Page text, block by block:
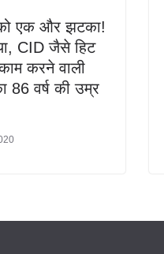
एक और झटका!
CID जैसे हिट
करने वाली
86 वर्ष की उम्र